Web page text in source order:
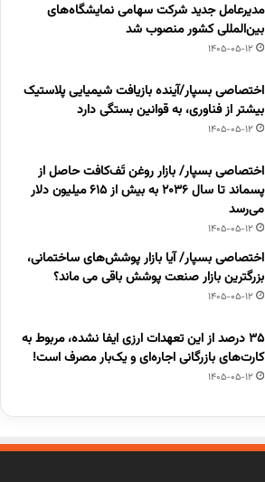
مدیرعامل جدید شرکت سهامی نمایشگاه‌های
بین‌المللی کشور منصوب شد
1405-05-12
اختصاصی بسپار/آینده بازیافت شیمیایی پلاستیک
بیشتر از فناوری، به قوانین بستگی دارد
1405-05-12
اختصاصی بسپار/ بازار روغن تَف‌کافت حاصل از
پسماند تا سال ۲۰۳۶ به بیش از ۶۱۵ میلیون دلار
می‌رسد
1405-05-12
اختصاصی بسپار/ آیا بازار پوشش‌های ساختمانی،
بزرگترین بازار صنعت پوشش باقی می ماند؟
1405-05-12
۳۵ درصد از این تعهدات ارزی ایفا نشده، مربوط به
کارت‌های بازرگانی اجاره‌ای و یک‌بار مصرف است!
1405-05-12